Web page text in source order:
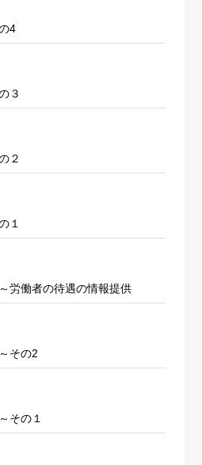
4
３
２
１
労働者の待遇の情報提供
その2
その１